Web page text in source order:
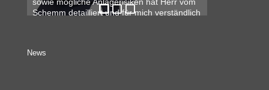
Schemm detailliert und für mich verständlich
der meine Interessen als Kunde im
Elmar S.
News